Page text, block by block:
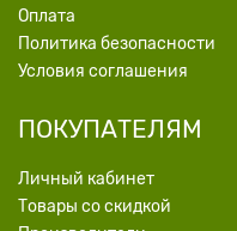
Оплата
Политика безопасности
Условия соглашения
ПОКУПАТЕЛЯМ
Личный кабинет
Товары со скидкой